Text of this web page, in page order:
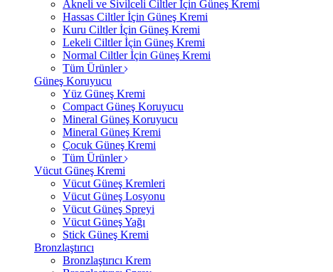
Akneli ve Sivilceli Ciltler İçin Güneş Kremi
Hassas Ciltler İçin Güneş Kremi
Kuru Ciltler İçin Güneş Kremi
Lekeli Ciltler İçin Güneş Kremi
Normal Ciltler İçin Güneş Kremi
Tüm Ürünler
Güneş Koruyucu
Yüz Güneş Kremi
Compact Güneş Koruyucu
Mineral Güneş Koruyucu
Mineral Güneş Kremi
Çocuk Güneş Kremi
Tüm Ürünler
Vücut Güneş Kremi
Vücut Güneş Kremleri
Vücut Güneş Losyonu
Vücut Güneş Spreyi
Vücut Güneş Yağı
Stick Güneş Kremi
Bronzlaştırıcı
Bronzlaştırıcı Krem